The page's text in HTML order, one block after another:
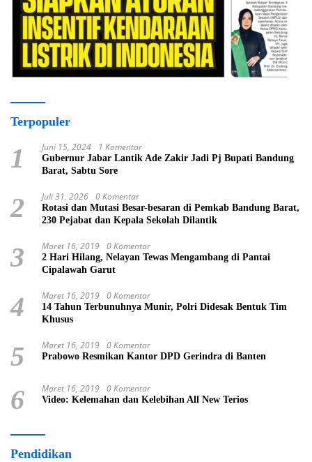
Terpopuler
1 Juni 15, 2024 1 Komentar
Gubernur Jabar Lantik Ade Zakir Jadi Pj Bupati Bandung
Barat, Sabtu Sore
2 Juli 31, 2026 0 Komentar
Rotasi dan Mutasi Besar-besaran di Pemkab Bandung Barat,
230 Pejabat dan Kepala Sekolah Dilantik
3 Maret 16, 2019 0 Komentar
2 Hari Hilang, Nelayan Tewas Mengambang di Pantai
Cipalawah Garut
4 Maret 16, 2019 0 Komentar
14 Tahun Terbunuhnya Munir, Polri Didesak Bentuk Tim
Khusus
5 Maret 16, 2019 0 Komentar
Prabowo Resmikan Kantor DPD Gerindra di Banten
6 Maret 16, 2019 0 Komentar
Video: Kelemahan dan Kelebihan All New Terios
Pendidikan